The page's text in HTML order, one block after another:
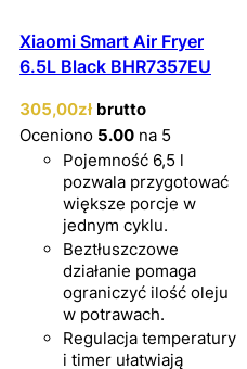
Xiaomi Smart Air Fryer
6.5L Black BHR7357EU
305,00zł brutto
Oceniono 5.00 na 5
Pojemność 6,5 l
pozwala przygotować
większe porcje w
jednym cyklu.
Beztłuszczowe
działanie pomaga
ograniczyć ilość oleju
w potrawach.
Regulacja temperatury
i timer ułatwiają